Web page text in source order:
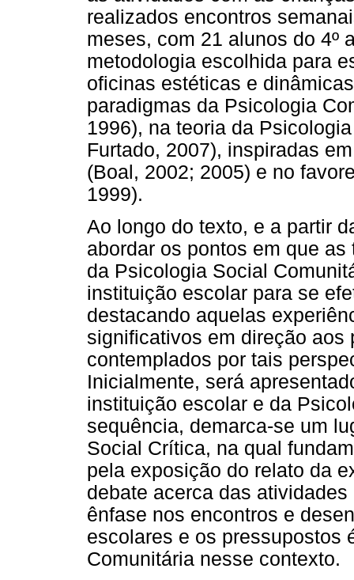
realizados encontros
meses, com 21 alunos do 4º
metodologia escolhida para
oficinas estéticas e
paradigmas da Psicologia
1996), na teoria da
Furtado, 2007), inspiradas
(Boal, 2002; 2005) e no
1999).
Ao longo do texto, e a partir
abordar os pontos em que
da Psicologia Social
instituição escolar para se
destacando aquelas
significativos em direção
contemplados por tais
Inicialmente, será
instituição escolar e da
sequência, demarca-se um
Social Crítica, na qual
pela exposição do relato da
debate acerca das
ênfase nos encontros e
escolares e os pressupostos
Comunitária nesse contexto.